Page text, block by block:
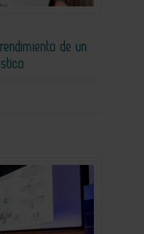
de un